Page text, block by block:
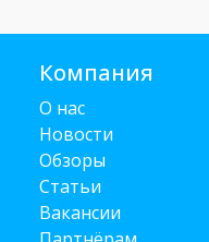
Компания
О нас
Новости
Обзоры
Статьи
Вакансии